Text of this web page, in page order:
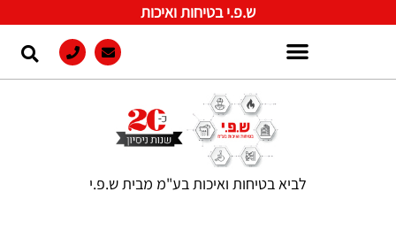
ש.פ.י בטיחות ואיכות
לביא בטיחות ואיכות בע"מ מבית ש.פ.י